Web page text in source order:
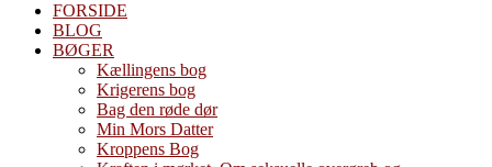
FORSIDE
BLOG
BØGER
Kællingens bog
Krigerens bog
Bag den røde dør
Min Mors Datter
Kroppens Bog